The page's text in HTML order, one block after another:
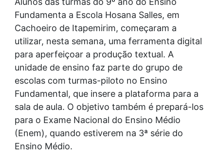
Fundamenta a Escola Hosana Salles, em
Cachoeiro de Itapemirim, começaram a
utilizar, nesta semana, uma ferramenta digital
para aperfeiçoar a produção textual. A
unidade de ensino faz parte do grupo de
escolas com turmas-piloto no Ensino
Fundamental, que insere a plataforma para a
sala de aula. O objetivo também é prepará-los
para o Exame Nacional do Ensino Médio
(Enem), quando estiverem na 3ª série do
Ensino Médio.